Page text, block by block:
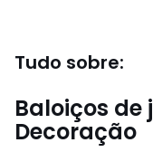
de
desconto
Tudo sobre:
Baloiços de
Decoração